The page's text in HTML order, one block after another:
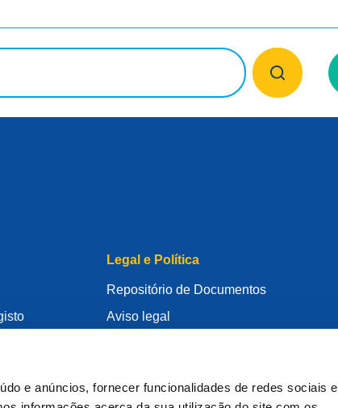
e anúncios, fornecer funcionalidades de redes sociais e
Legal e Política
Repositório de Documentos
Aviso legal